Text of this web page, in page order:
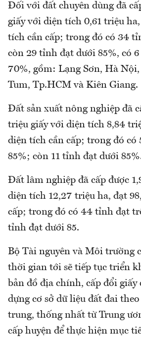
Đối với đất chuyên dùng đã
giấy với diện tích 0,61 triệu
tích cần cấp; trong đó có 34
còn 29 tỉnh đạt dưới 85%, có
70%, gồm: Lạng Sơn, Hà
Tum, Tp.HCM và Kiên Giang.
Đất sản xuất nông nghiệp đã
triệu giấy với diện tích 8,84
diện tích cần cấp; trong đó có
85%; còn 11 tỉnh đạt dưới
Đất lâm nghiệp đã cấp được
diện tích 12,27 triệu ha, đạt
cấp; trong đó có 44 tỉnh đạt
tỉnh đạt dưới 85.
Bộ Tài nguyên và Môi trường
thời gian tới sẽ tiếp tục triển
bản đồ địa chính, cấp đổi giấy
dựng cơ sở dữ liệu đất đai
trung, thống nhất từ Trung
cấp huyện để thực hiện mục